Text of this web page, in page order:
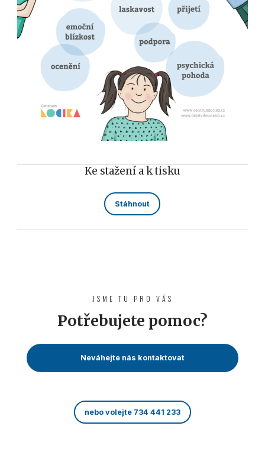
Ke stažení a k tisku
Stáhnout
JSME TU PRO VÁS
Potřebujete pomoc?
Neváhejte nás kontaktovat
nebo volejte 734 441 233